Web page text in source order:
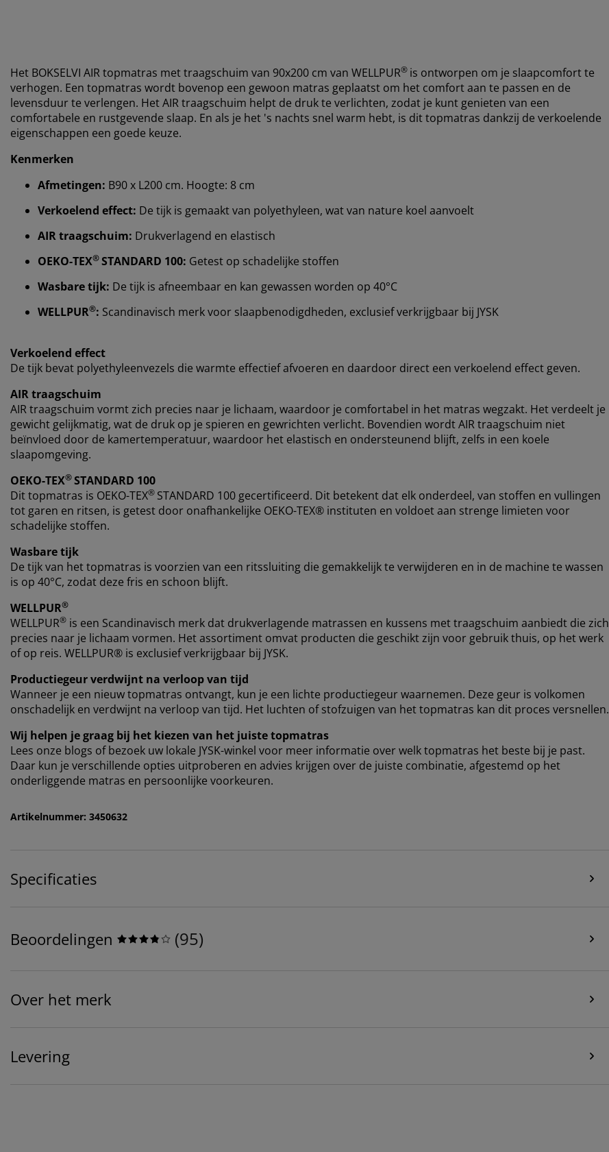
Het BOKSELVI AIR topmatras met traagschuim van 90x200 cm van WELLPUR® is ontworpen om je slaapcomfort te
verhogen. Een topmatras wordt bovenop een gewoon matras geplaatst om het comfort aan te passen en de
levensduur te verlengen. Het AIR traagschuim helpt de druk te verlichten, zodat je kunt genieten van een
comfortabele en rustgevende slaap. En als je het 's nachts snel warm hebt, is dit topmatras dankzij de verkoelende
eigenschappen een goede keuze.
Kenmerken
Afmetingen: B90 x L200 cm. Hoogte: 8 cm
Verkoelend effect: De tijk is gemaakt van polyethyleen, wat van nature koel aanvoelt
AIR traagschuim: Drukverlagend en elastisch
OEKO-TEX®STANDARD 100: Getest op schadelijke stoffen
Wasbare tijk: De tijk is afneembaar en kan gewassen worden op 40°C
WELLPUR®: Scandinavisch merk voor slaapbenodigdheden, exclusief verkrijgbaar bij JYSK
Verkoelend effect
De tijk bevat polyethyleenvezels die warmte effectief afvoeren en daardoor direct een verkoelend effect geven.
AIR traagschuim
AIR traagschuim vormt zich precies naar je lichaam, waardoor je comfortabel in het matras wegzakt. Het verdeelt je
gewicht gelijkmatig, wat de druk op je spieren en gewrichten verlicht. Bovendien wordt AIR traagschuim niet
beïnvloed door de kamertemperatuur, waardoor het elastisch en ondersteunend blijft, zelfs in een koele
slaapomgeving.
OEKO-TEX®STANDARD 100
Dit topmatras is OEKO-TEX® STANDARD 100 gecertificeerd. Dit betekent dat elk onderdeel, van stoffen en vullingen
tot garen en ritsen, is getest door onafhankelijke OEKO-TEX® instituten en voldoet aan strenge limieten voor
schadelijke stoffen.
Wasbare tijk
De tijk van het topmatras is voorzien van een ritssluiting die gemakkelijk te verwijderen en in de machine te wassen
is op 40°C, zodat deze fris en schoon blijft.
WELLPUR®
WELLPUR® is een Scandinavisch merk dat drukverlagende matrassen en kussens met traagschuim aanbiedt die zich
precies naar je lichaam vormen. Het assortiment omvat producten die geschikt zijn voor gebruik thuis, op het werk
of op reis. WELLPUR® is exclusief verkrijgbaar bij JYSK.
Productiegeur verdwijnt na verloop van tijd
Wanneer je een nieuw topmatras ontvangt, kun je een lichte productiegeur waarnemen. Deze geur is volkomen
onschadelijk en verdwijnt na verloop van tijd. Het luchten of stofzuigen van het topmatras kan dit proces versnellen.
Wij helpen je graag bij het kiezen van het juiste topmatras
Lees onze blogs of bezoek uw lokale JYSK-winkel voor meer informatie over welk topmatras het beste bij je past.
Daar kun je verschillende opties uitproberen en advies krijgen over de juiste combinatie, afgestemd op het
onderliggende matras en persoonlijke voorkeuren.
Artikelnummer: 3450632
Specificaties
Beoordelingen (95)
Over het merk
Levering